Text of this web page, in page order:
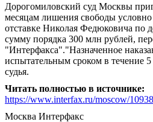
Дорогомиловский суд Москвы
месяцам лишения свободы
отставке Николая Федюковича по
сумму порядка 300 млн рублей,
"Интерфакса"."Назначенное
испытательным сроком в течение
судья.
Читать полностью в источнике:
https://www.interfax.ru/moscow/
Москва Интерфакс